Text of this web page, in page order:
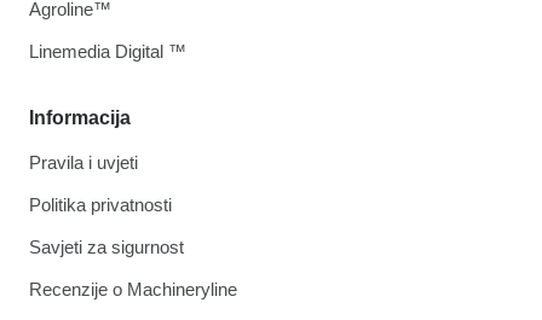
Informacija
Pravila i uvjeti
Politika privatnosti
Savjeti za sigurnost
Recenzije o Machineryline
Agroline™
Linemedia Digital ™